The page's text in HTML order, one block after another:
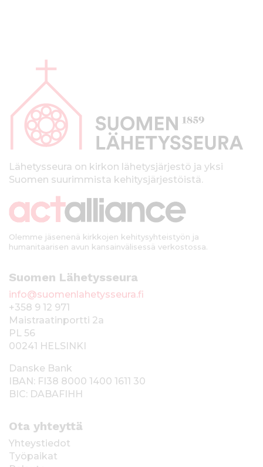
p
kLähetysseura on kirkon lähetysjärjestö ja yksi
Suomen suurimmista kehitysjärjestöistä.
Olemme jäsenenä kirkkojen kehitysyhteistyön ja
humanitaarisen avun kansainvälisessä verkostossa.
Suomen Lähetysseura
info@suomenlahetysseura.fi
+358 9 12 971
Maistraatinportti 2a
PL 56
00241 HELSINKI
Danske Bank
IBAN: FI38 8000 1400 1611 30
BIC: DABAFIHH
Ota yhteyttä
Yhteystiedot
Työpaikat